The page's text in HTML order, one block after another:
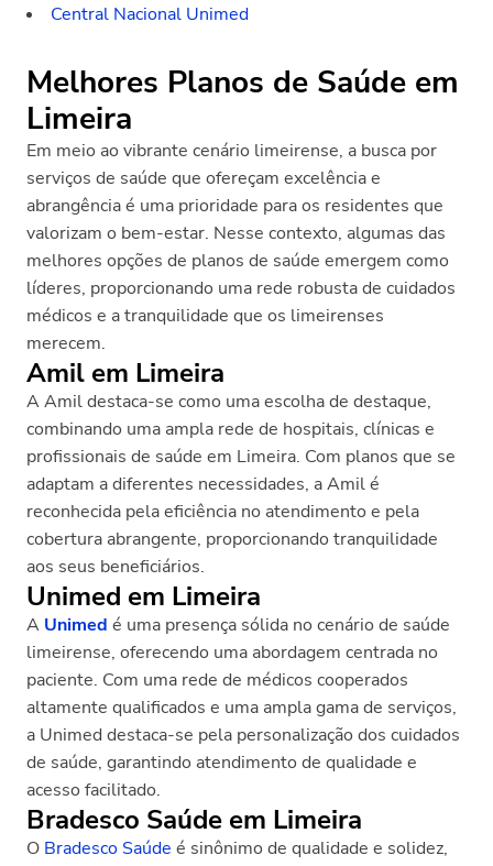
Central Nacional Unimed
Melhores Planos de Saúde em
Limeira
Em meio ao vibrante cenário limeirense, a busca por
serviços de saúde que ofereçam excelência e
abrangência é uma prioridade para os residentes que
valorizam o bem-estar. Nesse contexto, algumas das
melhores opções de planos de saúde emergem como
líderes, proporcionando uma rede robusta de cuidados
médicos e a tranquilidade que os limeirenses
merecem.
Amil em Limeira
A Amil destaca-se como uma escolha de destaque,
combinando uma ampla rede de hospitais, clínicas e
profissionais de saúde em Limeira. Com planos que se
adaptam a diferentes necessidades, a Amil é
reconhecida pela eficiência no atendimento e pela
cobertura abrangente, proporcionando tranquilidade
aos seus beneficiários.
Unimed em Limeira
A Unimed é uma presença sólida no cenário de saúde
limeirense, oferecendo uma abordagem centrada no
paciente. Com uma rede de médicos cooperados
altamente qualificados e uma ampla gama de serviços,
a Unimed destaca-se pela personalização dos cuidados
de saúde, garantindo atendimento de qualidade e
acesso facilitado.
Bradesco Saúde em Limeira
O Bradesco Saúde é sinônimo de qualidade e solidez,